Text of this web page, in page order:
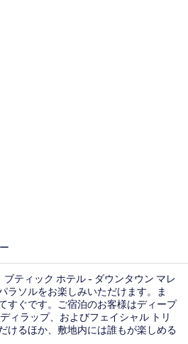
ティック ホテル - ダウンタウン マレ
ラソルをお楽しみいただけます。ま
すぐです。ご宿泊のお客様はディープ
ィラップ、およびフェイシャル トリ
けるほか、敷地内には誰もが楽しめる